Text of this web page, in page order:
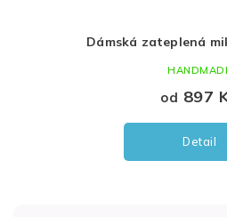
Dámská zateplená mikina - Malaga